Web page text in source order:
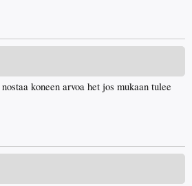
koneen arvoa het jos mukaan tulee